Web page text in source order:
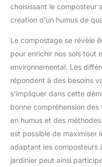
choisissant le composteur
création d’un humus de
Le compostage se révèle
pour enrichir nos sols tout
environnemental. Les
répondent à des besoins
s’impliquer dans cette
bonne compréhension
en humus et des
est possible de maximiser
adaptant les composteurs
jardinier peut ainsi